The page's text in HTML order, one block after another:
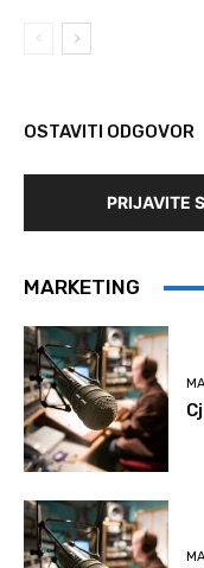
OSTAVITI ODGOVOR
PRIJAVITE
MARKETING